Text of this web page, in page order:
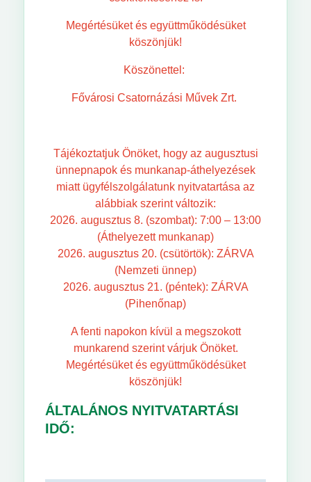
Megértésüket és együttműködésüket
köszönjük!
Köszönettel:
Fővárosi Csatornázási Művek Zrt.
Tájékoztatjuk Önöket, hogy az augusztusi
ünnepnapok és munkanap-áthelyezések
miatt ügyfélszolgálatunk nyitvatartása az
alábbiak szerint változik:
2026. augusztus 8. (szombat): 7:00 – 13:00
(Áthelyezett munkanap)
2026. augusztus 20. (csütörtök): ZÁRVA
(Nemzeti ünnep)
2026. augusztus 21. (péntek): ZÁRVA
(Pihenőnap)
A fenti napokon kívül a megszokott
munkarend szerint várjuk Önöket.
Megértésüket és együttműködésüket
köszönjük!
ÁLTALÁNOS NYITVATARTÁSI
IDŐ: